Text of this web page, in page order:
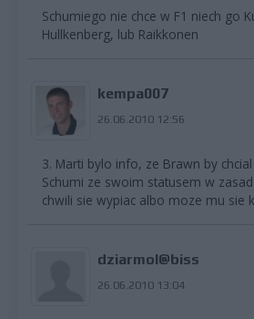
Schumiego nie chce w F1 niech go
Hullkenberg, lub Raikkonen
kempa007
26.06.2010 12:56
3. Marti bylo info, ze Brawn by
Schumi ze swoim statusem w
chwili sie wypiac albo moze mu sie
dziarmol@biss
26.06.2010 13:04